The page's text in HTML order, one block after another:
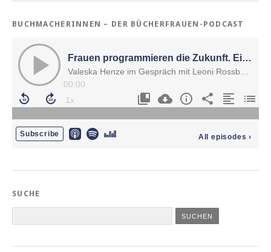
BUCHMACHERINNEN – DER BÜCHERFRAUEN-PODCAST
SUCHE